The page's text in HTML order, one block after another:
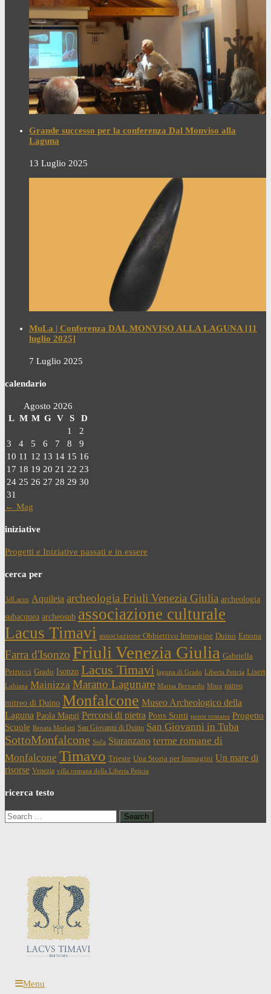
Grande successo per la conferenza Dal Monviso alla
Laguna
13 Luglio 2025
MuLa | Conferenza DAL MONVISO ALLA LAGUNA [11
luglio 2025]
7 Luglio 2025
calendario
Agosto 2026
L M M G V S
D
1
2
3
4 5 6 7 8
9
10 11 12 13 14 15 16
17 18 19 20 21 22 23
24 25 26 27 28 29 30
31
← Mag
iniziative
Progetti e Iniziative passati e in essere
cerca per
3dLacus Aquileia archeologia Friuli Venezia Giulia archeologia
subacquea archeosub associazione culturale
Lacus Timavi associazione Obbiettivo Immagine Duino Emona
Farra d'Isonzo Friuli Venezia Giulia Gabriella
Petrucci Grado Isonzo Lacus Timavi laguna di Grado Liberta Peticia Lisert
Lubiana Mainizza Marano Lagunare Marisa Bernardis Mitra mitreo
mitreo di Duino Monfalcone Museo Archeologico della
Laguna Paola Maggi Percorsi di pietra Pons Sonti ponte romano Progetto
Scuole Renata Merlatti San Giovanni di Duino San Giovanni in Tuba
SottoMonfalcone Soča Staranzano terme romane di
Monfalcone Timavo Trieste Una Storia per Immagini Un mare di
risorse Venezia villa romana della Liberta Peticia
ricerca testo
Search
for:
Menu